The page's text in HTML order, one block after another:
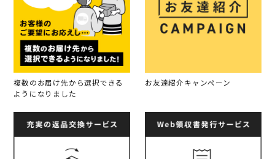
複数のお届け先から選択できる
ようになりました
お友達紹介キャンペーン